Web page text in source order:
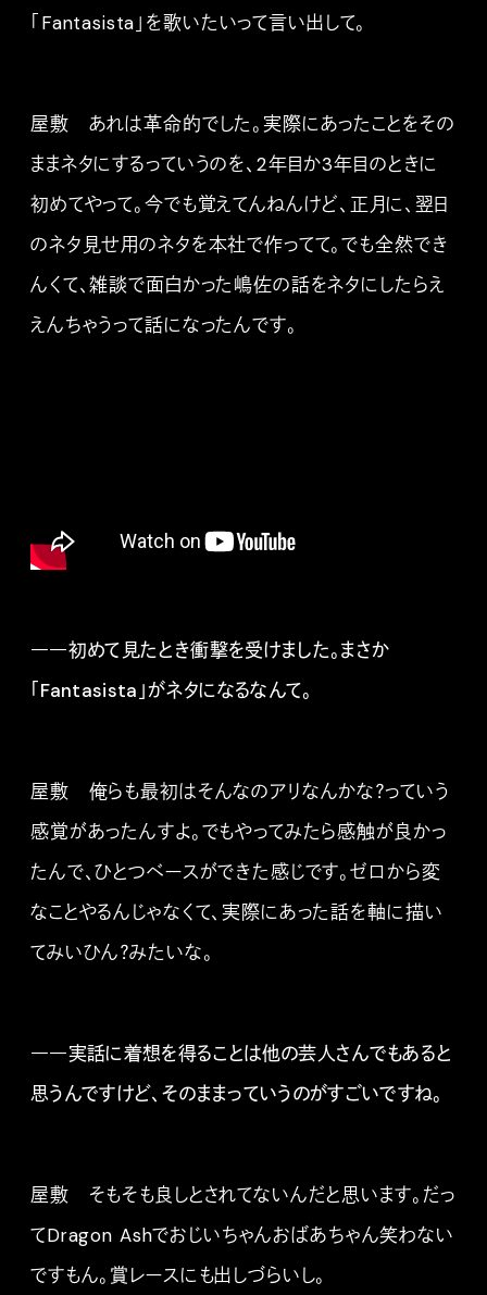
「Fantasista」を歌いたいって言い出して。
屋敷 あれは革命的でした。実際にあったことをその
ままネタにするっていうのを、2年目か3年目のときに
初めてやって。今でも覚えてんねんけど、正月に、翌日
のネタ見せ用のネタを本社で作ってて。でも全然でき
んくて、雑談で面白かった嶋佐の話をネタにしたらえ
えんちゃうって話になったんです。
――初めて見たとき衝撃を受けました。まさか
「Fantasista」がネタになるなんて。
屋敷 俺らも最初はそんなのアリなんかな？っていう
感覚があったんすよ。でもやってみたら感触が良かっ
たんで、ひとつベースができた感じです。ゼロから変
なことやるんじゃなくて、実際にあった話を軸に描い
てみいひん？みたいな。
――実話に着想を得ることは他の芸人さんでもあると
思うんですけど、そのままっていうのがすごいですね。
屋敷 そもそも良しとされてないんだと思います。だっ
てDragon Ashでおじいちゃんおばあちゃん笑わない
ですもん。賞レースにも出しづらいし。